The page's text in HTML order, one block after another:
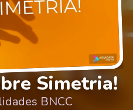
Simetria!
BNCC